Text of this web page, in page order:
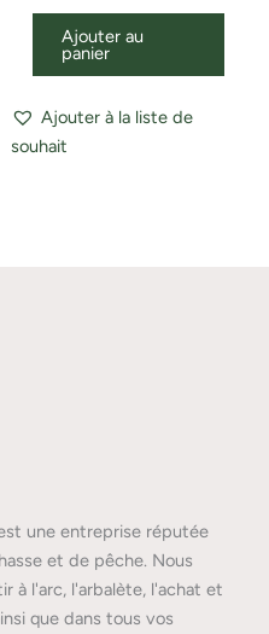
Ajouter au
panier
Ajouter à la liste de
souhait
une entreprise réputée
et de pêche. Nous
à l'arc, l'arbalète, l'achat et
que dans tous vos